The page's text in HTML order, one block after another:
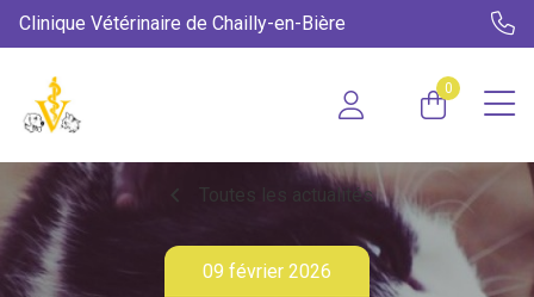
Clinique Vétérinaire de Chailly-en-Bière
0
chevron_left Toutes les actualités
09 février 2026